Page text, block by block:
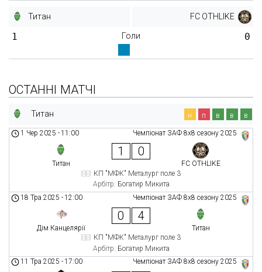
Титан FC OTHLIKE
1 Голи 0
ОСТАННІ МАТЧІ
Титан н п в в в
Чемпіонат ЗАФ 8x8 сезону 2025
1 Чер 2025 -11:00
Титан
1 0
FC OTHLIKE
КП "МФК" Металург поле 3
Арбітр: Богатир Микита
Чемпіонат ЗАФ 8x8 сезону 2025
18 Тра 2025 -12:00
Дім Канцелярії
0 4
Титан
КП "МФК" Металург поле 3
Арбітр: Богатир Микита
Чемпіонат ЗАФ 8x8 сезону 2025
11 Тра 2025 -17:00